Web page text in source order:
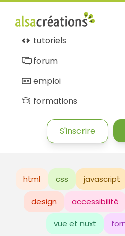
tutoriels
forum
emploi
formations
S'inscrire
html css javascript
design accessibilité
vue et nuxt